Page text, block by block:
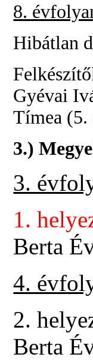
8.
Hibátlan
Gyévai
Tímea (5.
3.)
3.
1.
Berta
4.
2.
Berta